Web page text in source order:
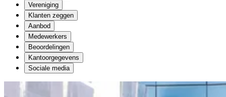
Vereniging
Klanten zeggen
Aanbod
Medewerkers
Beoordelingen
Kantoorgegevens
Sociale media